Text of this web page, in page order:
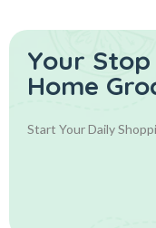
Your
Home
Start Your Daily